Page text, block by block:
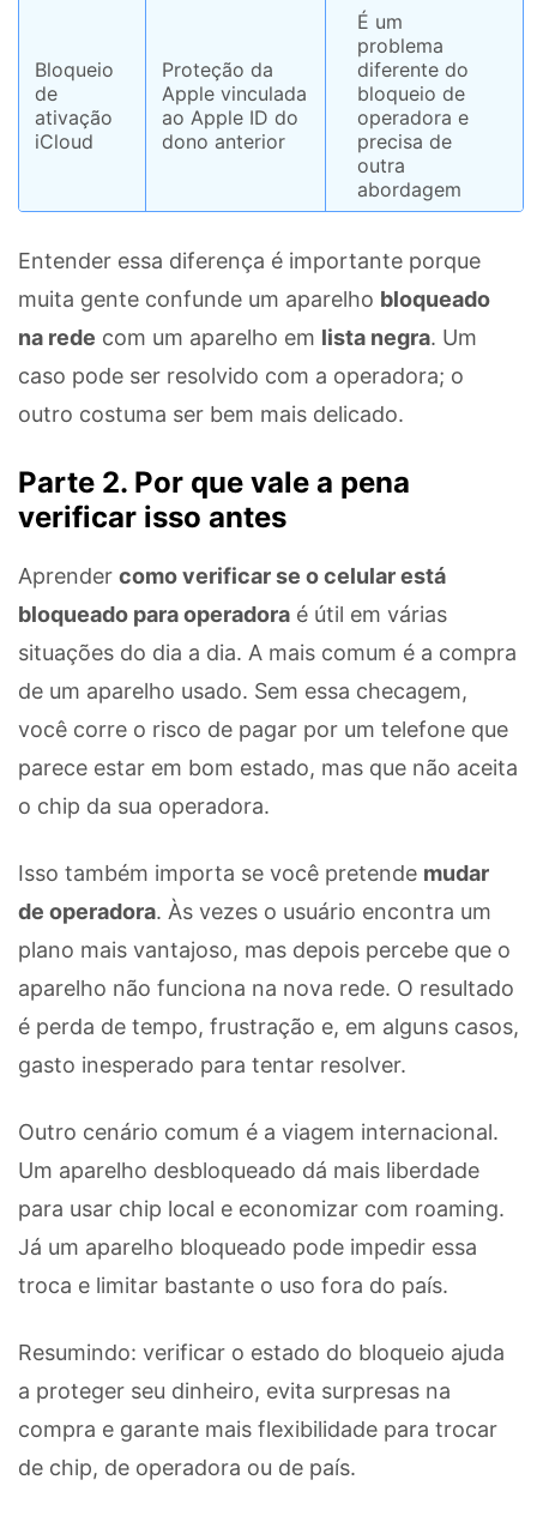
Bloqueio
de
ativação
iCloud
Proteção da
Apple vinculada
ao Apple ID do
dono anterior
É um
problema
diferente do
bloqueio de
operadora e
precisa de
outra
abordagem
Entender essa diferença é importante porque
muita gente confunde um aparelho bloqueado
na rede com um aparelho em lista negra. Um
caso pode ser resolvido com a operadora; o
outro costuma ser bem mais delicado.
Parte 2. Por que vale a pena
verificar isso antes
Aprender como verificar se o celular está
bloqueado para operadora é útil em várias
situações do dia a dia. A mais comum é a compra
de um aparelho usado. Sem essa checagem,
você corre o risco de pagar por um telefone que
parece estar em bom estado, mas que não aceita
o chip da sua operadora.
Isso também importa se você pretende mudar
de operadora. Às vezes o usuário encontra um
plano mais vantajoso, mas depois percebe que o
aparelho não funciona na nova rede. O resultado
é perda de tempo, frustração e, em alguns casos,
gasto inesperado para tentar resolver.
Outro cenário comum é a viagem internacional.
Um aparelho desbloqueado dá mais liberdade
para usar chip local e economizar com roaming.
Já um aparelho bloqueado pode impedir essa
troca e limitar bastante o uso fora do país.
Resumindo: verificar o estado do bloqueio ajuda
a proteger seu dinheiro, evita surpresas na
compra e garante mais flexibilidade para trocar
de chip, de operadora ou de país.